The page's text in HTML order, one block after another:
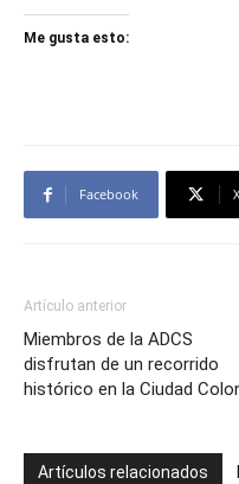
Me gusta esto:
Facebook X
Artículo anterior
Miembros de la ADCS
disfrutan de un recorrido
histórico en la Ciudad
Artículos relacionados